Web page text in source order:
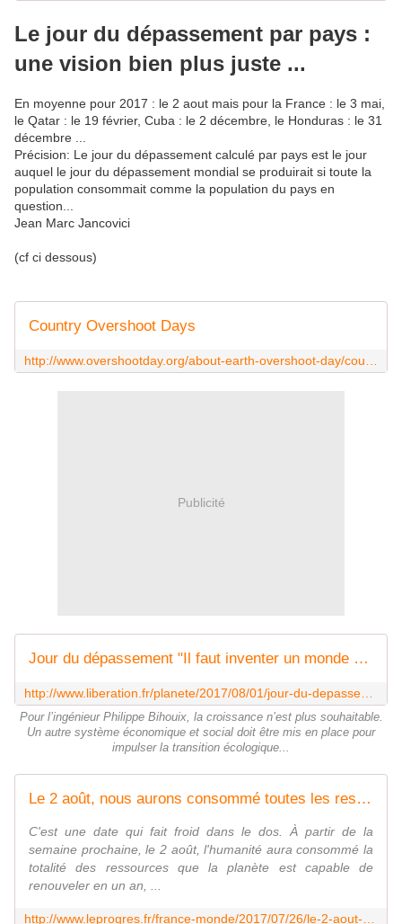
Le jour du dépassement par pays :
une vision bien plus juste ...
En moyenne pour 2017 : le 2 aout mais pour la France : le 3 mai,
le Qatar : le 19 février, Cuba : le 2 décembre, le Honduras : le 31
décembre ...
Précision: Le jour du dépassement calculé par pays est le jour
auquel le jour du dépassement mondial se produirait si toute la
population consommait comme la population du pays en
question...
Jean Marc Jancovici
(cf ci dessous)
Country Overshoot Days
Publicité
Jour du dépassement "Il faut inventer un monde de post-croissance"
Pour l’ingénieur Philippe Bihouix, la croissance n’est plus souhaitable.
Un autre système économique et social doit être mis en place pour
impulser la transition écologique...
Le 2 août, nous aurons consommé toutes les ressources de la planète
C'est une date qui fait froid dans le dos. À partir de la
semaine prochaine, le 2 août, l'humanité aura consommé la
totalité des ressources que la planète est capable de
renouveler en un an, ...